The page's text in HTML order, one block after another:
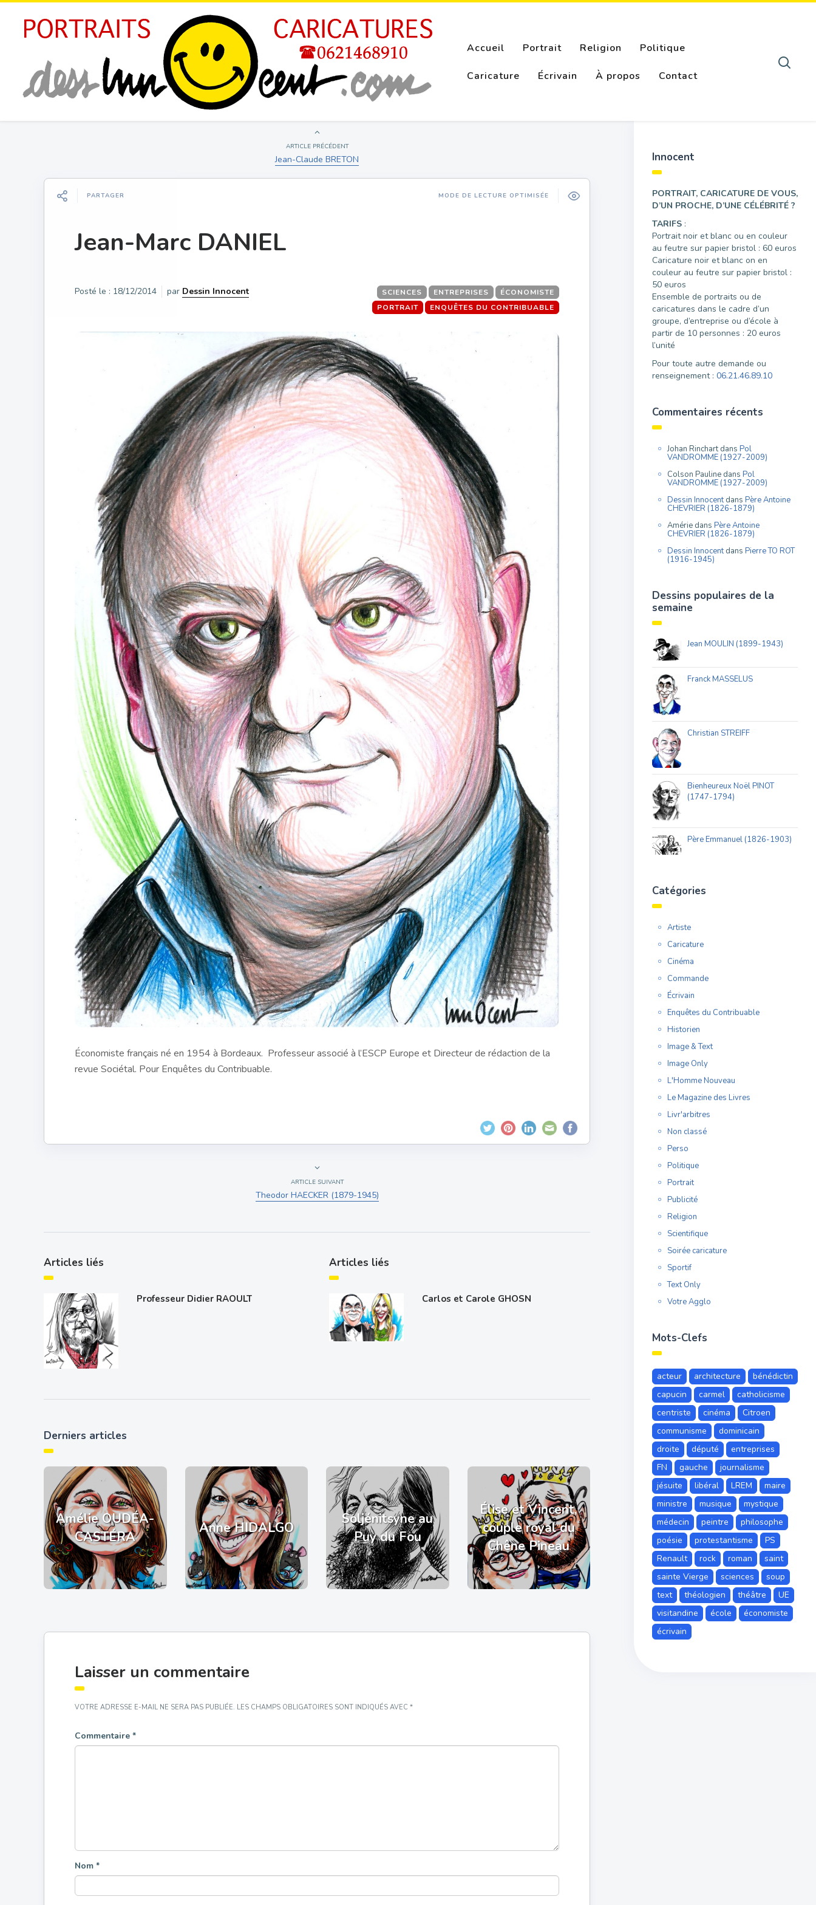
Accueil Portrait Religion Politique
Caricature Écrivain À propos Contact
ARTICLE PRÉCÉDENT
Jean-Claude BRETON
PARTAGER MODE DE LECTURE OPTIMISÉE
Jean-Marc DANIEL
Posté le : 18/12/2014 par Dessin Innocent ÉCONOMISTE
ENTREPRISES
SCIENCES
ENQUÊTES DU CONTRIBUABLE
PORTRAIT
Économiste français né en 1954 à Bordeaux. Professeur associé à l’ESCP Europe et Directeur de rédaction de la
revue Sociétal. Pour Enquêtes du Contribuable.
ARTICLE SUIVANT
Theodor HAECKER (1879-1945)
Articles liés
Professeur Didier RAOULT
Articles liés
Carlos et Carole GHOSN
Derniers articles
Amélie OUDÉA-
CASTÉRA
Anne HIDALGO
Soljénitsyne au
Puy du Fou
Élise et Vincent,
couple royal du
Chêne Pineau
Laisser un commentaire
VOTRE ADRESSE E-MAIL NE SERA PAS PUBLIÉE. LES CHAMPS OBLIGATOIRES SONT INDIQUÉS AVEC *
Commentaire *
Nom *
Innocent
PORTRAIT, CARICATURE DE VOUS,
D’UN PROCHE, D’UNE CÉLÉBRITÉ ?
TARIFS :
Portrait noir et blanc ou en couleur
au feutre sur papier bristol : 60 euros
Caricature noir et blanc on en
couleur au feutre sur papier bristol :
50 euros
Ensemble de portraits ou de
caricatures dans le cadre d’un
groupe, d’entreprise ou d’école à
partir de 10 personnes : 20 euros
l’unité
Pour toute autre demande ou
renseignement : 06.21.46.89.10
Commentaires récents
Johan Rinchartdans Pol
VANDROMME (1927-2009)
Colson Pauline dans Pol
VANDROMME (1927-2009)
Dessin Innocentdans Père Antoine
CHEVRIER (1826-1879)
Amérie dans Père Antoine
CHEVRIER (1826-1879)
Dessin Innocentdans Pierre TO ROT
(1916-1945)
Dessins populaires de la
semaine
Jean MOULIN (1899-1943)
Franck MASSELUS
Christian STREIFF
Bienheureux Noël PINOT
(1747-1794)
Père Emmanuel (1826-1903)
Catégories
Artiste
Caricature
Cinéma
Commande
Écrivain
Enquêtes du Contribuable
Historien
Image & Text
Image Only
L'Homme Nouveau
Le Magazine des Livres
Livr'arbitres
Non classé
Perso
Politique
Portrait
Publicité
Religion
Scientifique
Soirée caricature
Sportif
Text Only
Votre Agglo
Mots-Clefs
acteur architecture
bénédictin
capucin
carmel
catholicisme
centriste
cinéma
Citroen
communisme
dominicain
droite
député
entreprises
FN
gauche
journalisme
jésuite
libéral LREM
maire
ministre
musique
mystique
médecin
peintre
philosophe
poésie
protestantisme
PS
Renault
rock roman
saint
sainte Vierge
sciences
soup
text
théologien théâtre
UE
visitandine
école
économiste
écrivain